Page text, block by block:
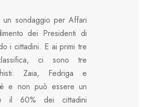
un sondaggio per Affari
dei Presidenti di
i cittadini. E ai primi tre
ci sono tre
Zaia, Fedriga e
e non può essere un
il 60% dei cittadini